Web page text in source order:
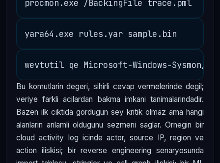
Bu komutlarin degeri, sihirli cevap vermelerinde degil;
veriye farkli acilardan bakma imkani tanimalarindadir.
Bazen ilk ciktida gordugun sey kritik olmaz ama hangi
alanlarin anlamli oldugunu sezmeni saglar. Ornegin bir
cloud activity log icinde actor, source IP, region ve
action iliskisi; bir reverse engineering senaryosunda